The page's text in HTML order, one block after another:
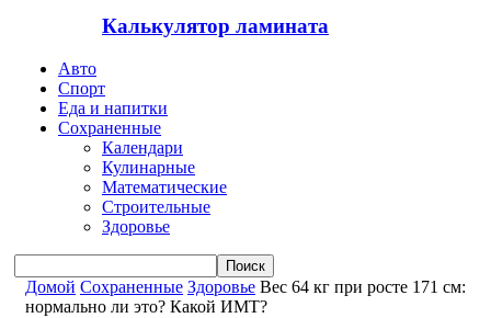
Калькулятор ламината
Авто
Спорт
Еда и напитки
Сохраненные
Календари
Кулинарные
Математические
Строительные
Здоровье
Домой Сохраненные Здоровье Вес 64 кг при росте 171 см:
нормально ли это? Какой ИМТ?